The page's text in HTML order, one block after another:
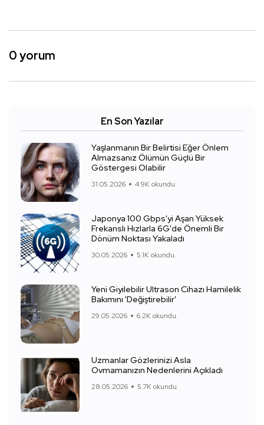
0 yorum
En Son Yazılar
Yaşlanmanın Bir Belirtisi Eğer Önlem
Almazsanız Ölümün Güçlü Bir
Göstergesi Olabilir
31.05.2026 4.9K okundu.
Japonya 100 Gbps'yi Aşan Yüksek
Frekanslı Hızlarla 6G'de Önemli Bir
Dönüm Noktası Yakaladı
30.05.2026 5.1K okundu.
Yeni Giyilebilir Ultrason Cihazı Hamilelik
Bakımını 'Değiştirebilir'
29.05.2026 6.2K okundu.
Uzmanlar Gözlerinizi Asla
Ovmamanızın Nedenlerini Açıkladı
28.05.2026 5.7K okundu.